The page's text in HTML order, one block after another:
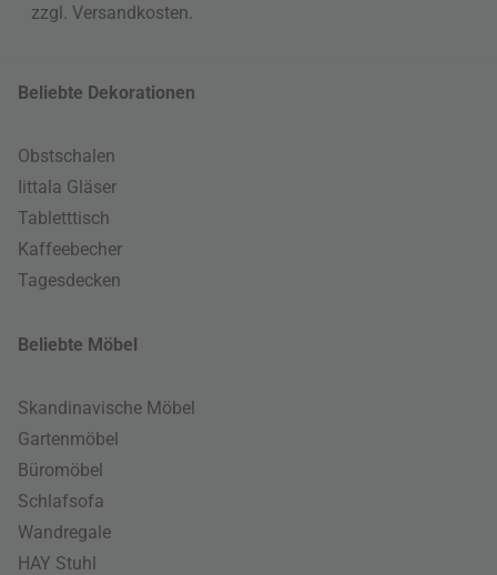
zzgl. Versandkosten
Beliebte Dekorationen
Obstschalen
Iittala Gläser
Tabletttisch
Kaffeebecher
Tagesdecken
Beliebte Möbel
Skandinavische Möbel
Gartenmöbel
Büromöbel
Schlafsofa
Wandregale
HAY Stuhl